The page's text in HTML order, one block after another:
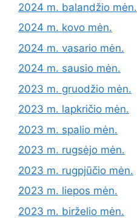
2024 m. balandžio mėn.
2024 m. kovo mėn.
2024 m. vasario mėn.
2024 m. sausio mėn.
2023 m. gruodžio mėn.
2023 m. lapkričio mėn.
2023 m. spalio mėn.
2023 m. rugsėjo mėn.
2023 m. rugpjūčio mėn.
2023 m. liepos mėn.
2023 m. birželio mėn.